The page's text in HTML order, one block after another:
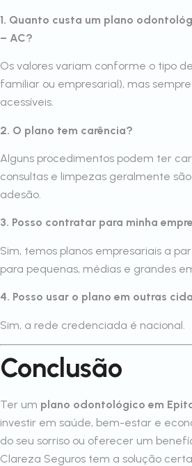
1. Quanto custa um plano
– AC?
Os valores variam conforme o tipo
familiar ou empresarial), mas
acessíveis.
2. O plano tem carência?
Alguns procedimentos podem ter
consultas e limpezas geralmente
adesão.
3. Posso contratar para minha
Sim, temos planos empresariais a
para pequenas, médias e grandes
4. Posso usar o plano em outras
Sim, a rede credenciada é nacional.
Conclusão
Ter um plano odontológico em
investir em saúde, bem-estar e
do seu sorriso ou oferecer um
Clareza Seguros tem a solução